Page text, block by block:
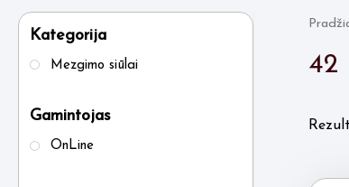
Kategorija
Mezgimo siūlai
Gamintojas
OnLine
42